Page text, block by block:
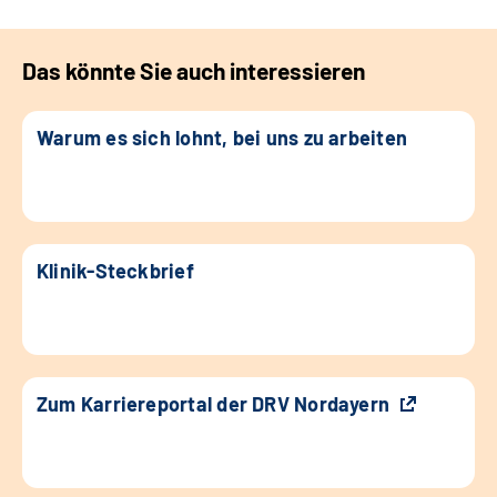
Das könnte Sie auch interessieren
Warum es sich lohnt, bei uns zu arbeiten
Klinik-Steckbrief
Zum Karriereportal der DRV Nordayern